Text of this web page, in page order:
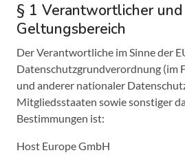
§ 1 Verantwortlicher und
Geltungsbereich
Der Verantwortliche im Sinne der
Datenschutzgrundverordnung (im
und anderer nationaler
Mitgliedsstaaten sowie sonstiger
Bestimmungen ist:
Host Europe GmbH